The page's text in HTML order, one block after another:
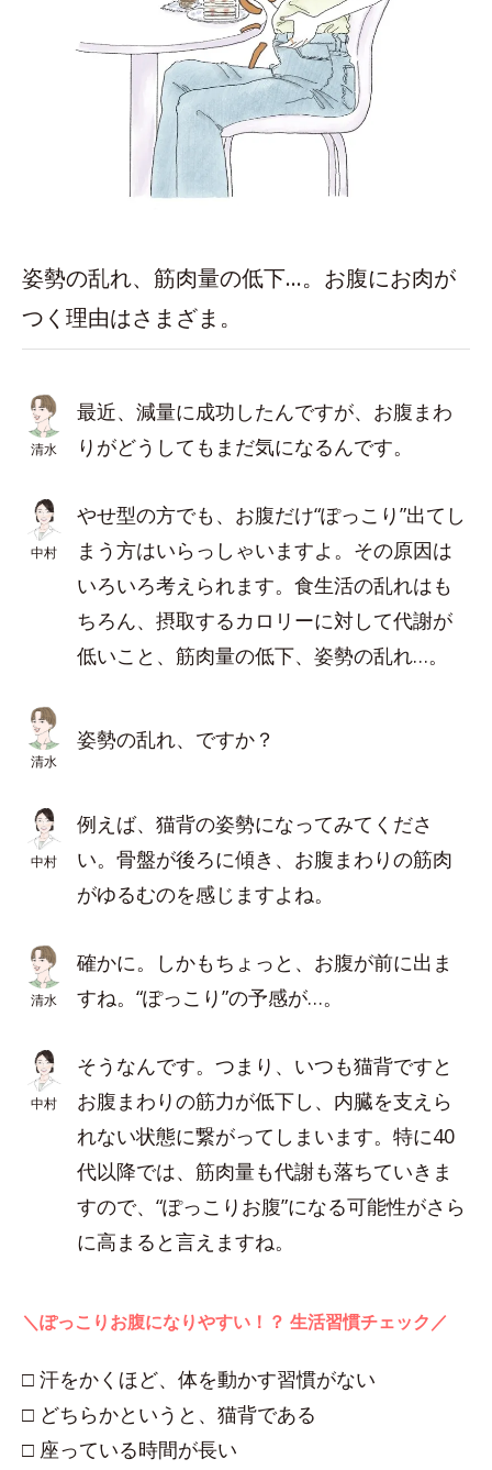
姿勢の乱れ、筋肉量の低下…。お腹にお肉が
つく理由はさまざま。
清水
最近、減量に成功したんですが、お腹まわ
りがどうしてもまだ気になるんです。
中村
やせ型の方でも、お腹だけ“ぽっこり”出てし
まう方はいらっしゃいますよ。その原因は
いろいろ考えられます。食生活の乱れはも
ちろん、摂取するカロリーに対して代謝が
低いこと、筋肉量の低下、姿勢の乱れ…。
清水
姿勢の乱れ、ですか？
中村
例えば、猫背の姿勢になってみてくださ
い。骨盤が後ろに傾き、お腹まわりの筋肉
がゆるむのを感じますよね。
清水
確かに。しかもちょっと、お腹が前に出ま
すね。“ぽっこり”の予感が…。
中村
そうなんです。つまり、いつも猫背ですと
お腹まわりの筋力が低下し、内臓を支えら
れない状態に繋がってしまいます。特に40
代以降では、筋肉量も代謝も落ちていきま
すので、“ぽっこりお腹”になる可能性がさら
に高まると言えますね。
＼ぽっこりお腹になりやすい！？ 生活習慣チェック／
□ 汗をかくほど、体を動かす習慣がない
□ どちらかというと、猫背である
□ 座っている時間が長い